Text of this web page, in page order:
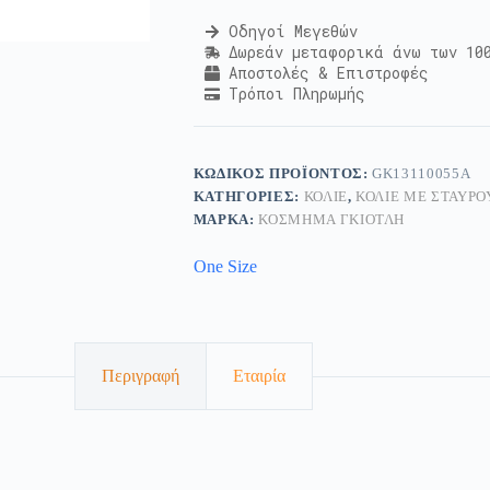
Οδηγοί Μεγεθών
Δωρεάν μεταφορικά άνω των
Αποστολές & Επιστροφές
Τρόποι Πληρωμής
ΚΩΔΙΚΌΣ ΠΡΟΪΌΝΤΟΣ:GK13110055Α
ΚΑΤΗΓΟΡΊΕΣ: ΚΟΛΙΈ,ΚΟΛΙΈ ΜΕ
ΜΆΡΚΑ:ΚΟΣΜΗΜΑ ΓΚΙΟΤΛΗ
One Size
Περιγραφή Εταιρία